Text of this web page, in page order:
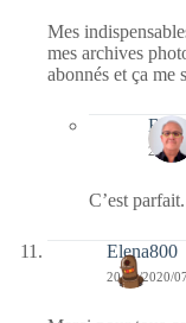
Mes
mes archives
abonnés et ça me
20/04/
C’est parfait.
Elena800
20/04/2020/